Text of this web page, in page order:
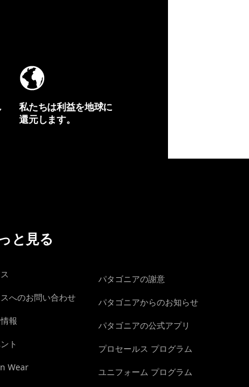
私たちは利益を地球に
還元します。
と見る
へのお問い合わせ
報
ト
Wear
パタゴニアの謝意
パタゴニアからのお知らせ
パタゴニアの公式アプリ
プロセールス プログラム
ユニフォーム プログラム